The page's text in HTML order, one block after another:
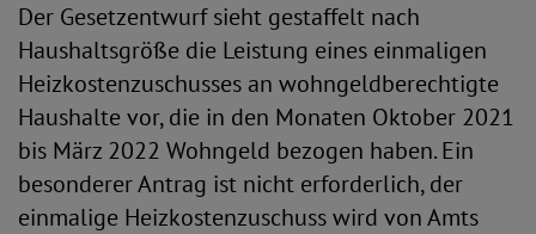
Der Gesetzentwurf sieht gestaffelt nach
Haushaltsgröße die Leistung eines einmaligen
Heizkostenzuschusses an wohngeldberechtigte
Haushalte vor, die in den Monaten Oktober 2021
bis März 2022 Wohngeld bezogen haben. Ein
besonderer Antrag ist nicht erforderlich, der
einmalige Heizkostenzuschuss wird von Amts